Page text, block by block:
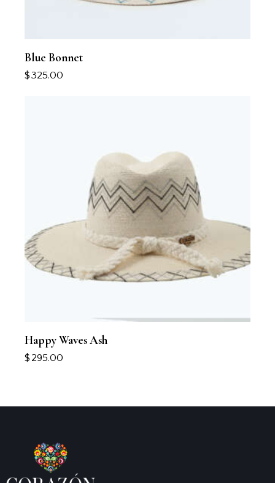
Blue Bonnet
$325.00
Happy Waves Ash
$ 295.00